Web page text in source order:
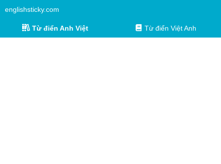
englishsticky.com
Từ điển Anh Việt Từ điển Việt Anh